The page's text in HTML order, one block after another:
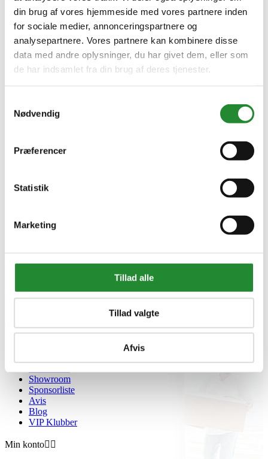
din brug af vores hjemmeside med vores partnere inden
for sociale medier, annonceringspartnere og
analysepartnere. Vores partnere kan kombinere disse
data med andre oplysninger, du har givet dem, eller som
de har indsamlet fra din brug af deres tjenester.
Nødvendig
Præferencer
Statistik
Marketing
Tillad alle
Tillad valgte
Afvis
(2 stk.) - F. GTLi 18 V/GT 2025
DKK 125,00Inkl. moms
Handelsbetingelser
Gavekort
Om Homeshop.dk
Showroom
Sponsorliste
Avis
Blog
VIP Klubber
Min konto 